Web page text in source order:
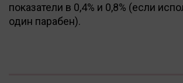
показатели в 0,4% и 0,8% (если
один парабен).